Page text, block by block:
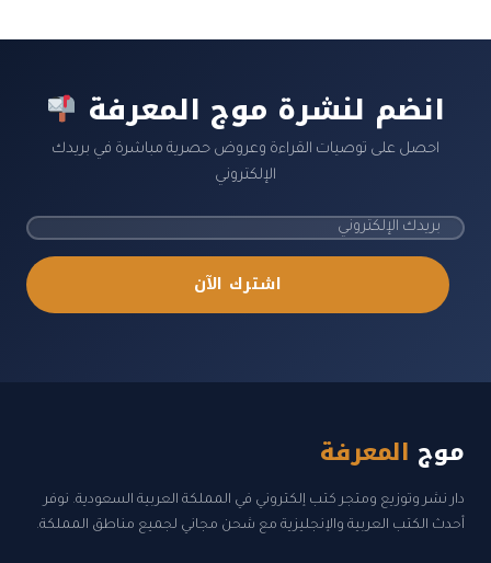
انضم لنشرة موج المعرفة
احصل على توصيات القراءة وعروض حصرية مباشرة في بريدك
الإلكتروني
اشترك الآن
موج المعرفة
دار نشر وتوزيع ومتجر كتب إلكتروني في المملكة العربية السعودية. نوفر
أحدث الكتب العربية والإنجليزية مع شحن مجاني لجميع مناطق المملكة.